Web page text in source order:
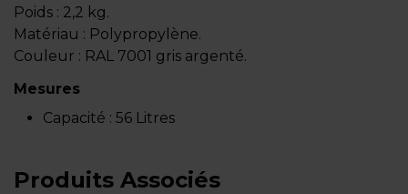
Poids : 2,2 kg.
Matériau : Polypropylène.
Couleur : RAL 7001 gris argenté.
Mesures
Capacité : 56 Litres
Produits Associés